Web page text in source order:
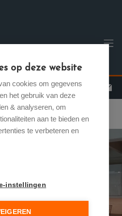
op deze website
cookies om gegevens
het gebruik van deze
& analyseren, om
aan te bieden en
te verbeteren en
instellingen